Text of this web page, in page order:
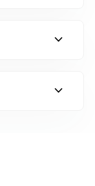
expand_more
expand_more